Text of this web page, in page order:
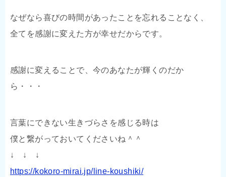
なぜなら喜びの時間があったことを忘れることなく、
全てを感謝に変えた方が幸せだからです。
感謝に変えることで、今のあなたが輝くのだか
ら・・・
言葉にできない生きづらさを感じる時は
僕と繋がっておいてくださいね＾＾
↓ ↓ ↓
https://kokoro-mirai.jp/line-koushiki/